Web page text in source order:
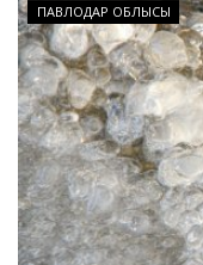
ПАВЛОДАР ОБЛЫСЫ